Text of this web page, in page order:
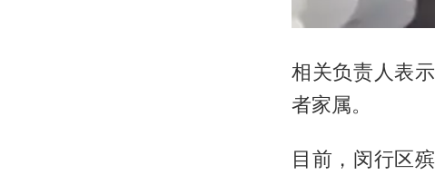
相关负责人表
者家属。
目前，闵行区